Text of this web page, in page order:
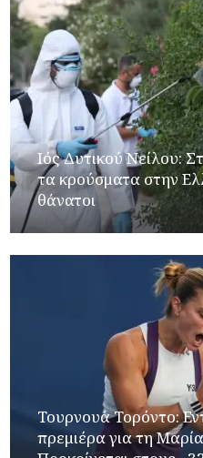
Ιός Δυτικού Νείλου:
τα κρούσματα στην
θάνατοι
Τουρνουά Τορόντο:
πρεμιέρα για τη